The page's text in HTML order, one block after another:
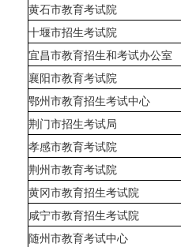
黄石市教育考试院
十堰市招生考试院
宜昌市教育招生和考试办公室
襄阳市教育考试院
鄂州市教育招生考试中心
荆门市招生考试局
孝感市教育考试院
荆州市教育考试院
黄冈市教育招生考试院
咸宁市教育招生考试院
随州市教育考试中心